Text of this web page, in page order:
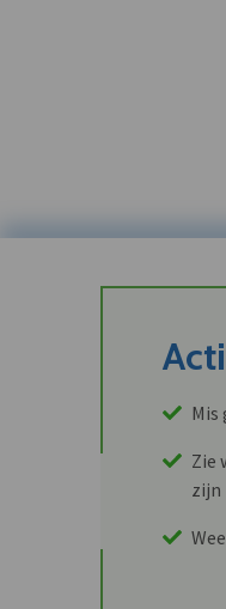
Zie
zijn